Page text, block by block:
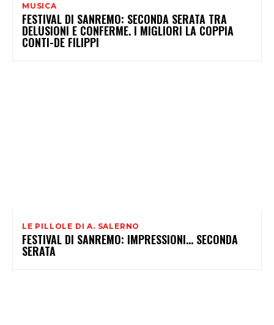
MUSICA
FESTIVAL DI SANREMO: SECONDA SERATA TRA
DELUSIONI E CONFERME. I MIGLIORI LA COPPIA
CONTI-DE FILIPPI
LE PILLOLE DI A. SALERNO
FESTIVAL DI SANREMO: IMPRESSIONI… SECONDA
SERATA